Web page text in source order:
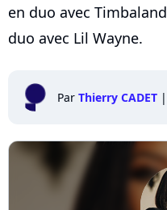
en duo avec
duo avec Lil Wayne.
Par Thierry CADET |